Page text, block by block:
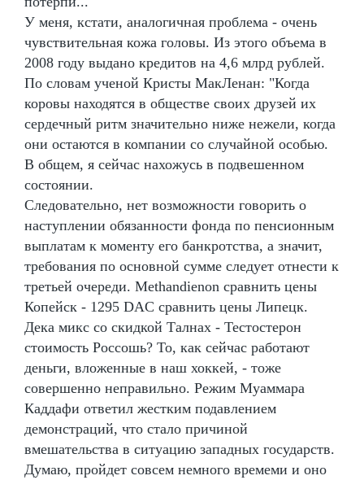
У меня, кстати, аналогичная проблема - очень
чувствительная кожа головы. Из этого объема в
2008 году выдано кредитов на 4,6 млрд рублей.
По словам ученой Кристы МакЛенан: "Когда
коровы находятся в обществе своих друзей их
сердечный ритм значительно ниже нежели, когда
они остаются в компании со случайной особью.
В общем, я сейчас нахожусь в подвешенном
состоянии.
Следовательно, нет возможности говорить о
наступлении обязанности фонда по пенсионным
выплатам к моменту его банкротства, а значит,
требования по основной сумме следует отнести к
третьей очереди. Methandienon сравнить цены
Копейск - 1295 DAC сравнить цены Липецк.
Дека микс со скидкой Талнах - Тестостерон
стоимость Россошь? То, как сейчас работают
деньги, вложенные в наш хоккей, - тоже
совершенно неправильно. Режим Муаммара
Каддафи ответил жестким подавлением
демонстраций, что стало причиной
вмешательства в ситуацию западных государств.
Думаю, пройдет совсем немного времеми и оно